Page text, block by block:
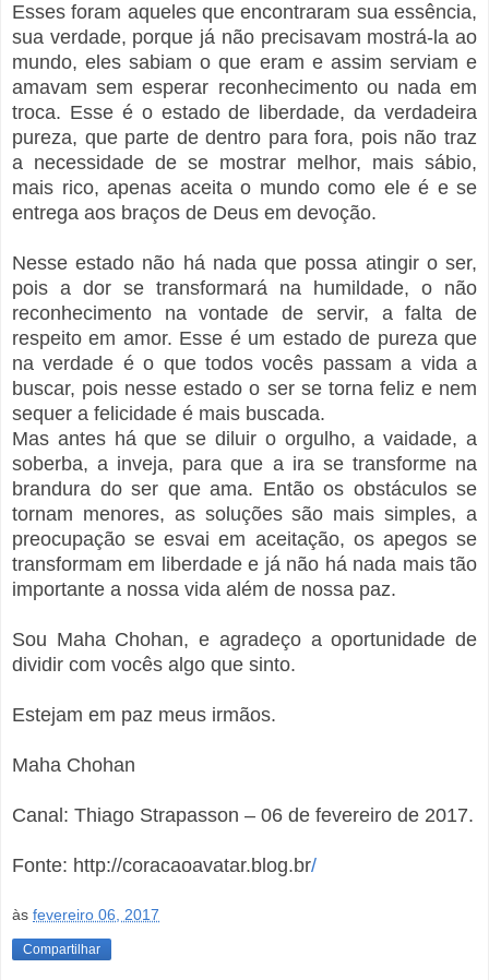
Esses foram aqueles que encontraram sua essência,
sua verdade, porque já não precisavam mostrá-la ao
mundo, eles sabiam o que eram e assim serviam e
amavam sem esperar reconhecimento ou nada em
troca. Esse é o estado de liberdade, da verdadeira
pureza, que parte de dentro para fora, pois não traz
a necessidade de se mostrar melhor, mais sábio,
mais rico, apenas aceita o mundo como ele é e se
entrega aos braços de Deus em devoção.
Nesse estado não há nada que possa atingir o ser,
pois a dor se transformará na humildade, o não
reconhecimento na vontade de servir, a falta de
respeito em amor. Esse é um estado de pureza que
na verdade é o que todos vocês passam a vida a
buscar, pois nesse estado o ser se torna feliz e nem
sequer a felicidade é mais buscada.
Mas antes há que se diluir o orgulho, a vaidade, a
soberba, a inveja, para que a ira se transforme na
brandura do ser que ama. Então os obstáculos se
tornam menores, as soluções são mais simples, a
preocupação se esvai em aceitação, os apegos se
transformam em liberdade e já não há nada mais tão
importante a nossa vida além de nossa paz.
Sou Maha Chohan, e agradeço a oportunidade de
dividir com vocês algo que sinto.
Estejam em paz meus irmãos.
Maha Chohan
Canal: Thiago Strapasson – 06 de fevereiro de 2017.
Fonte: http://coracaoavatar.blog.br/
às fevereiro 06, 2017
Compartilhar